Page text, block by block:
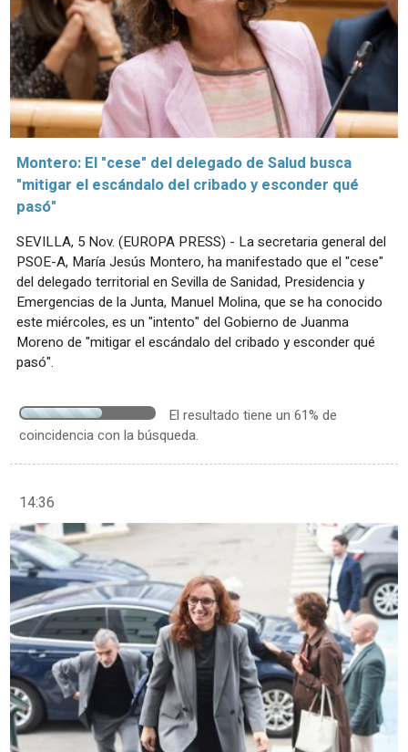
Montero: El "cese" del delegado de Salud busca
"mitigar el escándalo del cribado y esconder qué
pasó"
SEVILLA, 5 Nov. (EUROPA PRESS) - La secretaria general del
PSOE-A, María Jesús Montero, ha manifestado que el "cese"
del delegado territorial en Sevilla de Sanidad, Presidencia y
Emergencias de la Junta, Manuel Molina, que se ha conocido
este miércoles, es un "intento" del Gobierno de Juanma
Moreno de "mitigar el escándalo del cribado y esconder qué
pasó".
El resultado tiene un 61% de
coincidencia con la búsqueda.
14:36